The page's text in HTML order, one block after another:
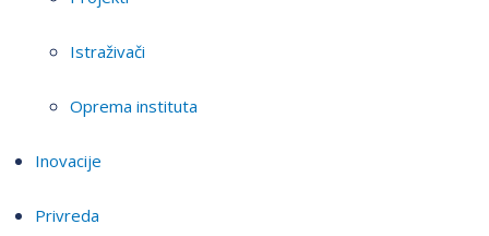
Istraživači
Oprema instituta
Inovacije
Privreda